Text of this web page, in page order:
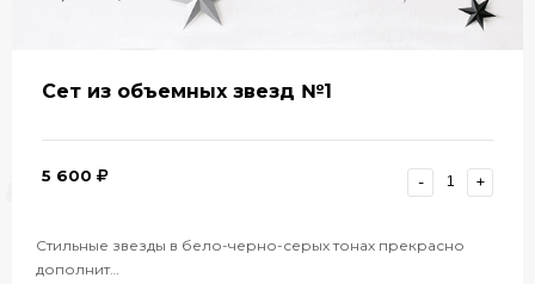
Сет из объемных звезд №1
5 600 - +
Стильные звезды в бело-черно-серых тонах прекрасно
дополнит…